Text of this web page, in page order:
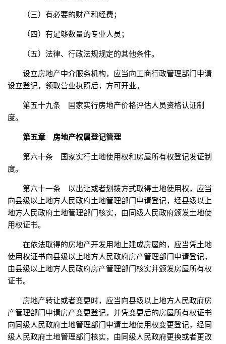
（三）有必要的财产和经费；
（四）有足够数量的专业人员；
（五）法律、行政法规规定的其他条件。
设立房地产中介服务机构，应当向工商行政管理部门申请
设立登记，领取营业执照后，方可开业。
第五十九条 国家实行房地产价格评估人员资格认证制
度。
第五章 房地产权属登记管理
第六十条 国家实行土地使用权和房屋所有权登记发证制
度。
第六十一条 以出让或者划拨方式取得土地使用权，应当
向县级以上地方人民政府土地管理部门申请登记，经县级以上
地方人民政府土地管理部门核实，由同级人民政府颁发土地使
用权证书。
在依法取得的房地产开发用地上建成房屋的，应当凭土地
使用权证书向县级以上地方人民政府房产管理部门申请登记，
由县级以上地方人民政府房产管理部门核实并颁发房屋所有权
证书。
房地产转让或者变更时，应当向县级以上地方人民政府房
产管理部门申请房产变更登记，并凭变更后的房屋所有权证书
向同级人民政府土地管理部门申请土地使用权变更登记，经同
级人民政府土地管理部门核实，由同级人民政府更换或者更改